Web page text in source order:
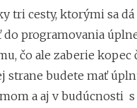
tri cesty, ktorými sa dá
do programovania
čo ale zaberie kopec
strane budete mať
a aj v budúcnosti